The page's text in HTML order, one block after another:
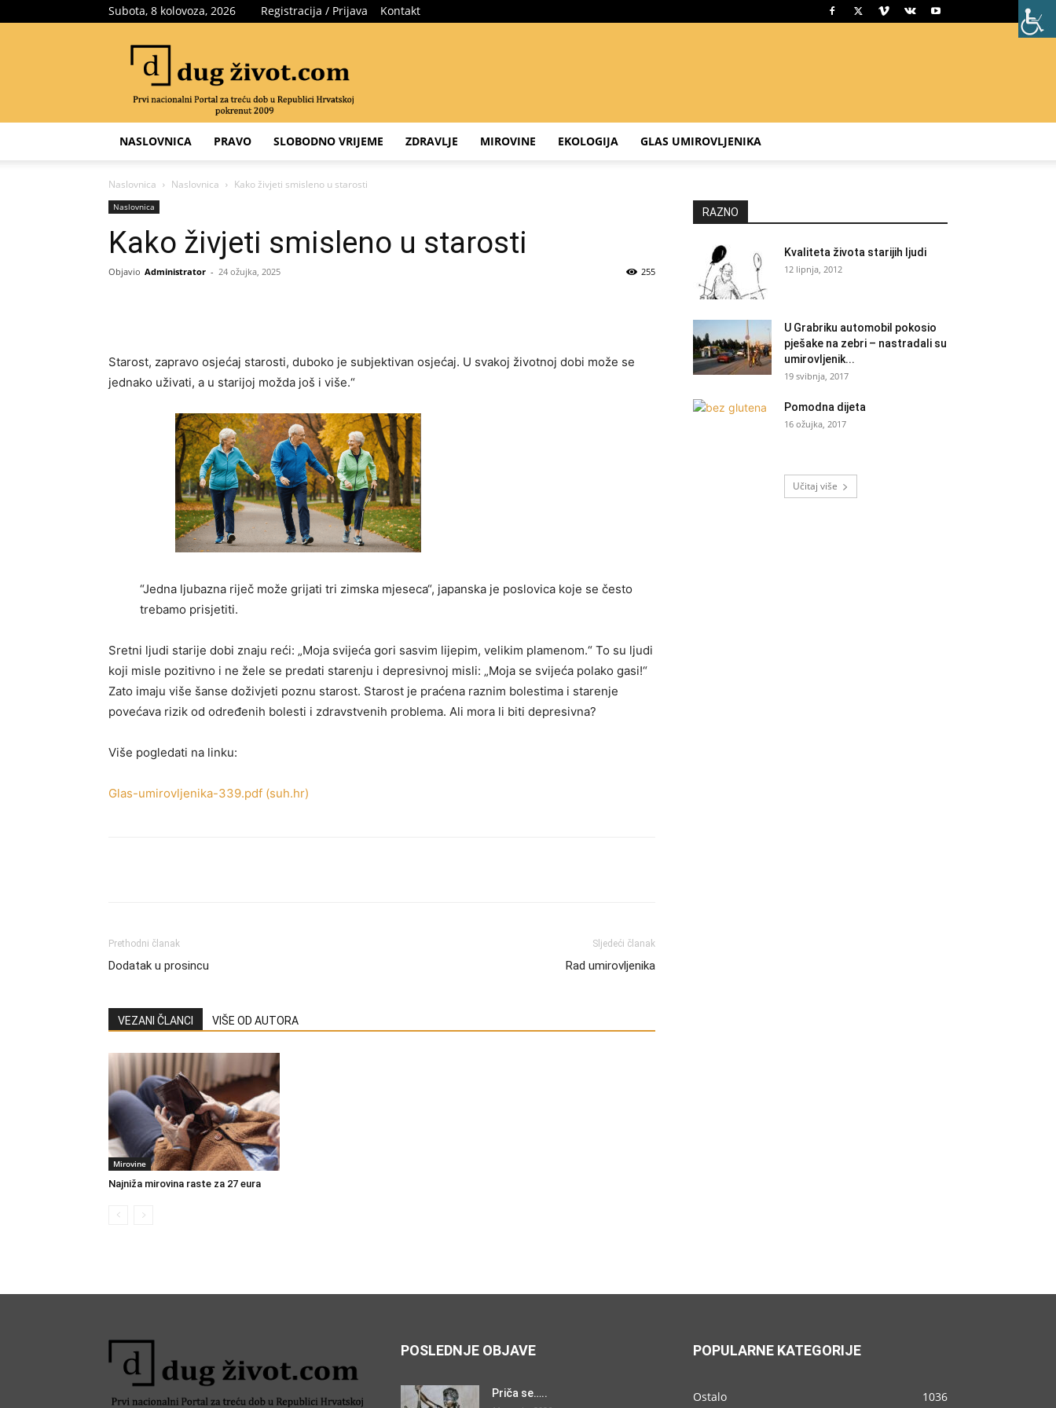
Subota, 8 kolovoza, 2026 Registracija / Prijava Kontakt
za
treću
dob
NASLOVNICA PRAVO SLOBODNO VRIJEME ZDRAVLJE MIROVINE EKOLOGIJA GLAS UMIROVLJENIKA
Naslovnica Naslovnica Kako živjeti smisleno u starosti
Naslovnica
Kako živjeti smisleno u starosti
Objavio Administrator - 24 ožujka, 2025 255
Starost, zapravo osjećaj starosti, duboko je subjektivan osjećaj. U svakoj životnoj dobi može se
jednako uživati, a u starijoj možda još i više.“
“Jedna ljubazna riječ može grijati tri zimska mjeseca“, japanska je poslovica koje se često
trebamo prisjetiti.
Sretni ljudi starije dobi znaju reći: „Moja svijeća gori sasvim lijepim, velikim plamenom.“ To su ljudi
koji misle pozitivno i ne žele se predati starenju i depresivnoj misli: „Moja se svijeća polako gasi!“
Zato imaju više šanse doživjeti poznu starost. Starost je praćena raznim bolestima i starenje
povećava rizik od određenih bolesti i zdravstvenih problema. Ali mora li biti depresivna?
Više pogledati na linku:
Glas-umirovljenika-339.pdf (suh.hr)
Prethodni članak
Dodatak u prosincu
Sljedeći članak
Rad umirovljenika
VEZANI ČLANCI VIŠE OD AUTORA
Mirovine
Najniža mirovina raste za 27 eura
RAZNO
Kvaliteta života starijih ljudi
12 lipnja, 2012
U Grabriku automobil pokosio
pješake na zebri – nastradali su
umirovljenik...
19 svibnja, 2017
Pomodna dijeta
16 ožujka, 2017
Učitaj više
POSLEDNJE OBJAVE
Priča se…..
POPULARNE KATEGORIJE
Ostalo 1036